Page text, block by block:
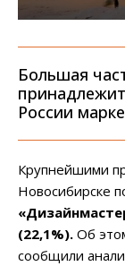
Большая
России
Крупнейшими
Новосибирске
(22,1%). Об
сообщили